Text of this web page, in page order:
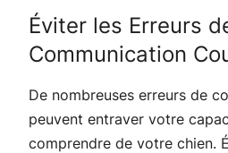
Éviter les Erreurs
Communication
De nombreuses erreurs de
peuvent entraver votre
comprendre de votre chien.